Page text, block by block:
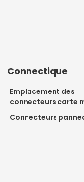
Connectique
Emplacement des
connecteurs carte
Connecteurs